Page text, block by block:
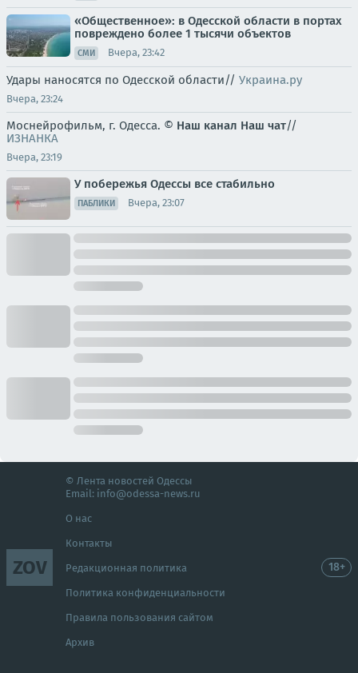
«Общественное»: в Одесской области в портах
повреждено более 1 тысячи объектов
СМИ Вчера, 23:42
Удары наносятся по Одесской области// Украина.ру
Вчера, 23:24
Моснейрофильм, г. Одесса. © Наш канал Наш чат//
ИЗНАНКА
Вчера, 23:19
У побережья Одессы все стабильно
ПАБЛИКИ Вчера, 23:07
ZOV
© Лента новостей Одессы
Email: info@odessa-news.ru
О нас
Контакты
Редакционная политика
Политика конфиденциальности
Правила пользования сайтом
Архив
18+